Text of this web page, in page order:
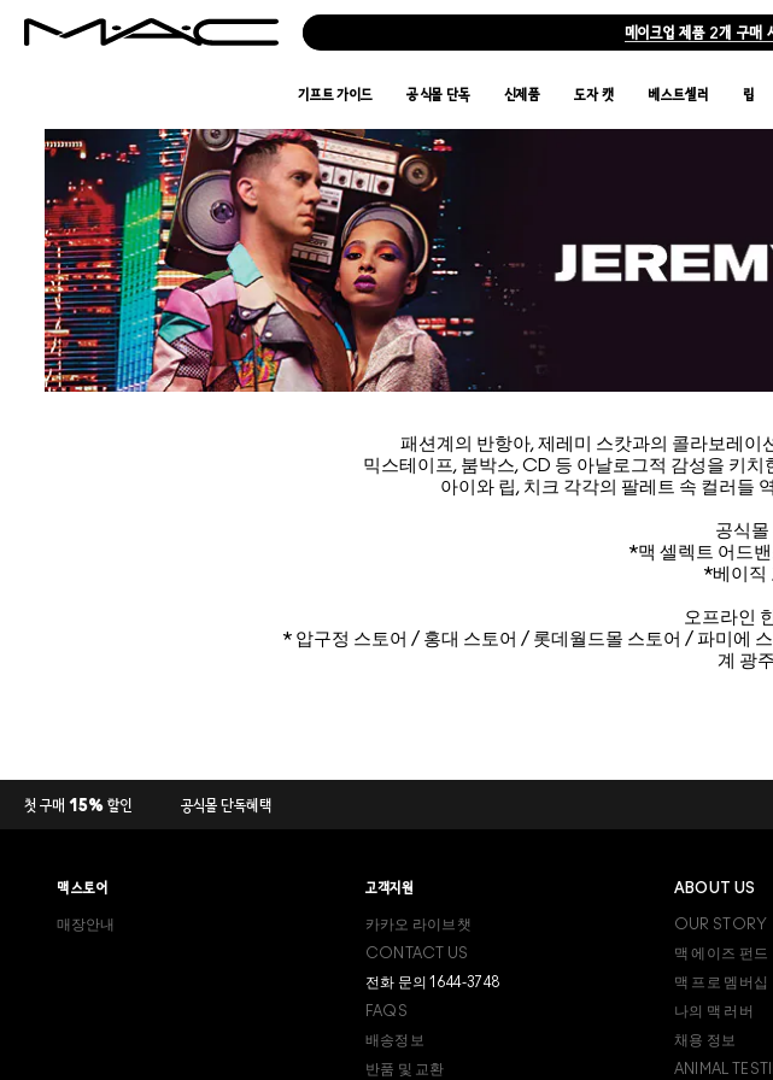
메이크업 제품 2개 구매
기프트 가이드 공식몰 단독 신제품 도자 캣 베스트셀러 립
패션계의 반항아, 제레미 스캇과의 콜라보레이
믹스테이프, 붐박스, CD 등 아날로그적 감성을 키
아이와 립, 치크 각각의 팔레트 속 컬러들
공식몰
*맥 셀렉트 어드
*베이직
오프라인
* 압구정 스토어 / 홍대 스토어 / 롯데월드몰 스토어 / 파미에
계 광
첫 구매 15% 할인 공식몰 단독혜택
맥 스토어
매장안내
고객지원
카카오 라이브챗
CONTACT US
전화 문의 1644-3748
FAQS
배송정보
반품 및 교환
ABOUT US
OUR STORY
맥 에이즈 펀드
맥 프로 멤버십
나의 맥 러버
채용 정보
ANIMAL